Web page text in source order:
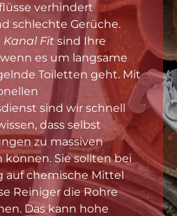
verhindert
schlechte Gerüche.
Kanal Fit sind Ihre
es um langsame
Toiletten geht. Mit
sind wir schnell
dass selbst
zu massiven
Sie sollten bei
auf chemische Mittel
Reiniger die Rohre
Das kann hohe